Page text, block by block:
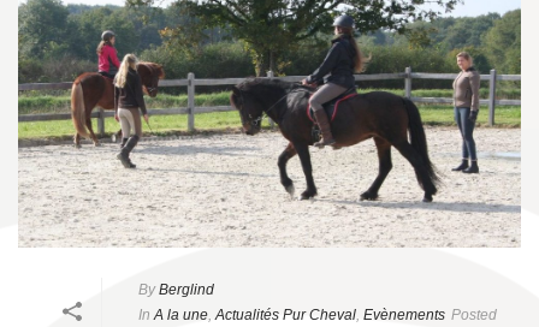
By Berglind
In A la une,Actualités Pur Cheval, Evènements Posted